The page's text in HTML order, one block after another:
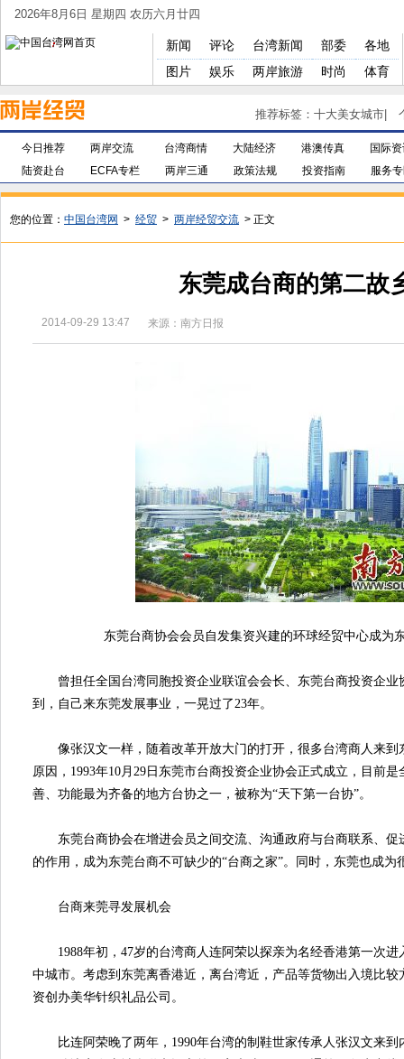
2026年8月6日 星期四 农历六月廿四
新闻 评论 台湾新闻 部委
各地
图片
娱乐 两岸旅游 时尚 体育
推荐标签： 十大美女城市
今日推荐 两岸交流 台湾商情 大陆经济 港澳传真
国际
陆资赴台
ECFA专栏 两岸三通 政策法规 投资指南 服务
您的位置： 中国台湾网 > 经贸 > 两岸经贸交流 > 正文
东莞成台商的第二故
2014-09-29 13:47 来源：南方日报
东莞台商协会会员自发集资兴建的环球经贸中心成为
曾担任全国台湾同胞投资企业联谊会会长、东莞台商投资企业
到，自己来东莞发展事业，一晃过了23年。
像张汉文一样，随着改革开放大门的打开，很多台湾商人来到
原因，1993年10月29日东莞市台商投资企业协会正式成立，目前
善、功能最为齐备的地方台协之一，被称为“天下第一台协”。
东莞台商协会在增进会员之间交流、沟通政府与台商联系、促
的作用，成为东莞台商不可缺少的“台商之家”。同时，东莞也成为
台商来莞寻发展机会
1988年初，47岁的台湾商人连阿荣以探亲为名经香港第一次进
中城市。考虑到东莞离香港近，离台湾近，产品等货物出入境比
资创办美华针织礼品公司。
比连阿荣晚了两年，1990年台湾的制鞋世家传承人张汉文来到